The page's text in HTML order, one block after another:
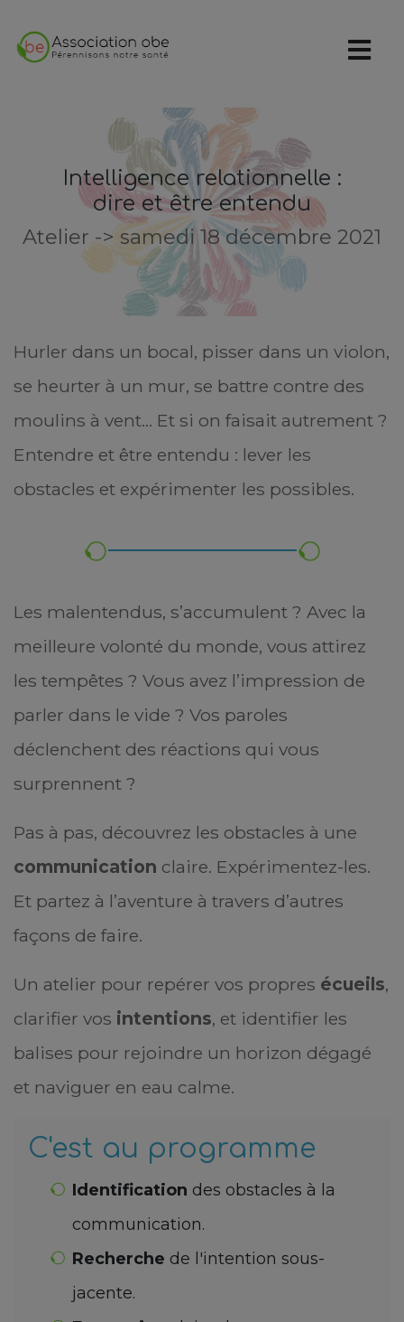
Intelligence relationnelle :
dire et être entendu
Atelier -> samedi 18 décembre 2021
Hurler dans un bocal, pisser dans un violon,
se heurter à un mur, se battre contre des
moulins à vent… Et si on faisait autrement ?
Entendre et être entendu : lever les
obstacles et expérimenter les possibles.
Les malentendus, s’accumulent ? Avec la
meilleure volonté du monde, vous attirez
les tempêtes ? Vous avez l’impression de
parler dans le vide ? Vos paroles
déclenchent des réactions qui vous
surprennent ?
Pas à pas, découvrez les obstacles à une
communication claire. Expérimentez-les.
Et partez à l’aventure à travers d’autres
façons de faire.
Un atelier pour repérer vos propres écueils,
clarifier vos intentions, et identifier les
balises pour rejoindre un horizon dégagé
et naviguer en eau calme.
C'est au programme
Identification des obstacles à la
communication.
Recherche de l'intention sous-
jacente.